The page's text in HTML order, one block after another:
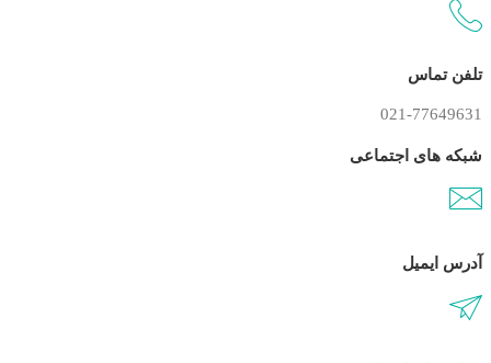
تلفن تماس
021-77649631
شبکه های اجتماعی
آدرس ایمیل